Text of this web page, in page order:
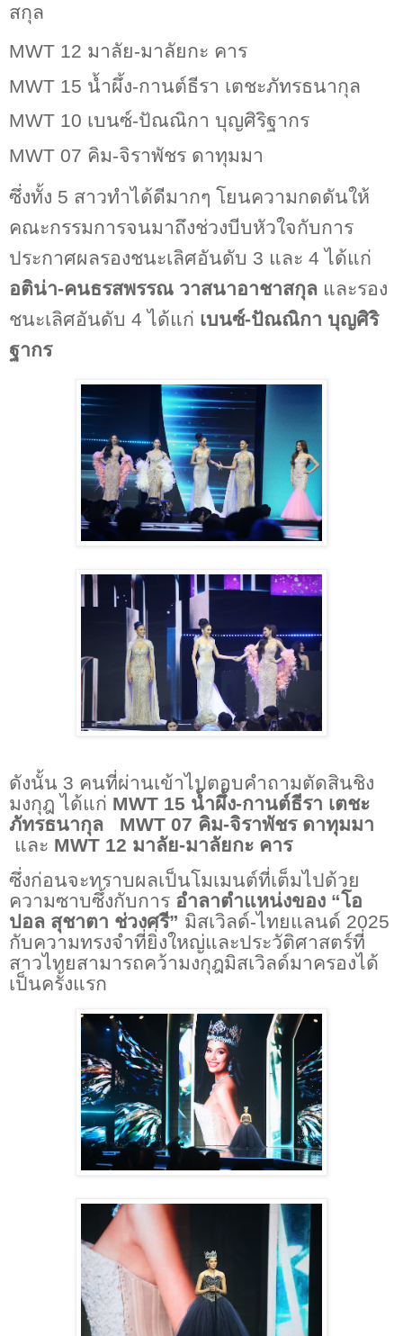
สกุล
MWT 12 มาลัย-มาลัยกะ คาร
MWT 15 น้ำผึ้ง-กานต์ธีรา เตชะภัทรธนากุล
MWT 10 เบนซ์-ปัณณิกา บุญศิริฐากร
MWT 07 คิม-จิราพัชร ดาทุมมา
ซึ่งทั้ง 5 สาวทำได้ดีมากๆ โยนความกดดันให้
คณะกรรมการจนมาถึงช่วงบีบหัวใจกับการ
ประกาศผลรองชนะเลิศอันดับ 3 และ 4ได้แก่
อติน่า-คนธรสพรรณ วาสนาอาชาสกุล และรอง
ชนะเลิศอันดับ 4ได้แก่ เบนซ์-ปัณณิกา บุญศิริ
ฐากร
ดังนั้น 3 คนที่ผ่านเข้าไปตอบคำถามตัดสินชิง
มงกุฎ ได้แก่ MWT 15 น้ำผึ้ง-กานต์ธีรา เตชะ
ภัทรธนากุล
MWT 07 คิม-จิราพัชร ดาทุมมา
และ MWT 12 มาลัย-มาลัยกะ คาร
ซึ่งก่อนจะทราบผลเป็นโมเมนต์ที่เต็มไปด้วย
ความซาบซึ้งกับการ อำลาตำแหน่งของ “โอ
ปอล สุชาตา ช่วงศรี” มิสเวิลด์-ไทยแลนด์ 2025
กับความทรงจำที่ยิ่งใหญ่และประวัติศาสตร์ที่
สาวไทยสามารถคว้ามงกุฎมิสเวิลด์มาครองได้
เป็นครั้งแรก